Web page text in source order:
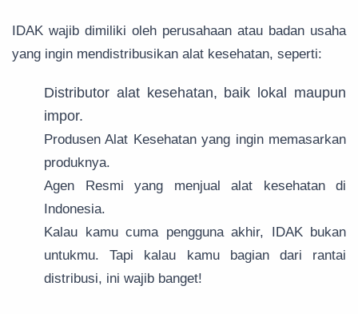
IDAK wajib dimiliki oleh perusahaan atau badan usaha
yang ingin mendistribusikan alat kesehatan, seperti:
Distributor alat kesehatan, baik lokal maupun
impor.
Produsen Alat Kesehatan yang ingin memasarkan
produknya.
Agen Resmi yang menjual alat kesehatan di
Indonesia.
Kalau kamu cuma pengguna akhir, IDAK bukan
untukmu. Tapi kalau kamu bagian dari rantai
distribusi, ini wajib banget!